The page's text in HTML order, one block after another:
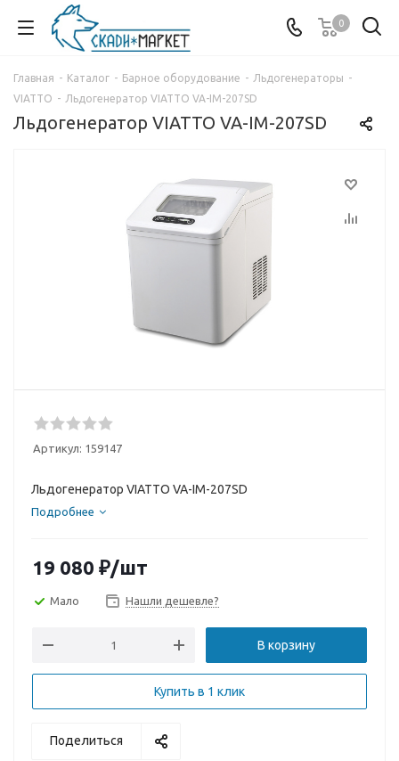
0
Главная - Каталог - Барное оборудование - Льдогенераторы -
VIATTO - Льдогенератор VIATTO VA-IM-207SD
Льдогенератор VIATTO VA-IM-207SD
Артикул: 159147
Льдогенератор VIATTO VA-IM-207SD
Подробнее
19 080 ₽/шт
Мало Нашли дешевле?
В корзину
Купить в 1 клик
Поделиться